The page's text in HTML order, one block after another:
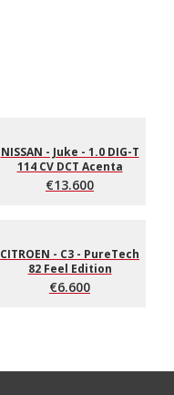
NISSAN - Juke - 1.0 DIG-T
114 CV DCT Acenta
€13.600
CITROEN - C3 - PureTech
82 Feel Edition
€6.600